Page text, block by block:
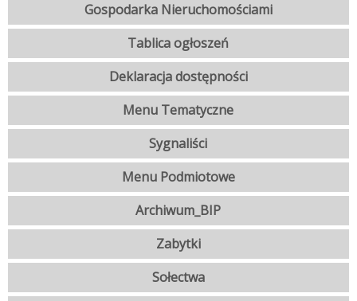
Gospodarka Nieruchomościami
Tablica ogłoszeń
Deklaracja dostępności
Menu Tematyczne
Sygnaliści
Menu Podmiotowe
Archiwum_BIP
Zabytki
Sołectwa